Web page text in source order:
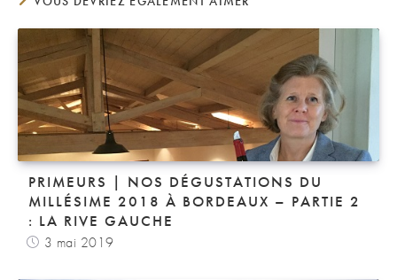
PRIMEURS | NOS DÉGUSTATIONS DU
MILLÉSIME 2018 À BORDEAUX – PARTIE 2
: LA RIVE GAUCHE
3 mai 2019